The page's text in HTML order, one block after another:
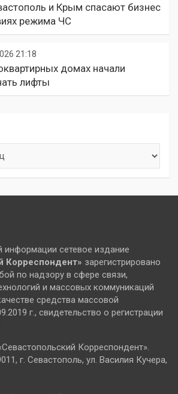
и Крым спасают бизнес
режима ЧС
21:18
домах начали
лифты
сетевое издание
Корреспондент» зарегистрировано
по надзору в сфере связи,
и массовых коммуникаций
средства массовой
г., свидетельство о регистрации
Корреспондент».
г. Севастополь, ул. Василия Кучера,